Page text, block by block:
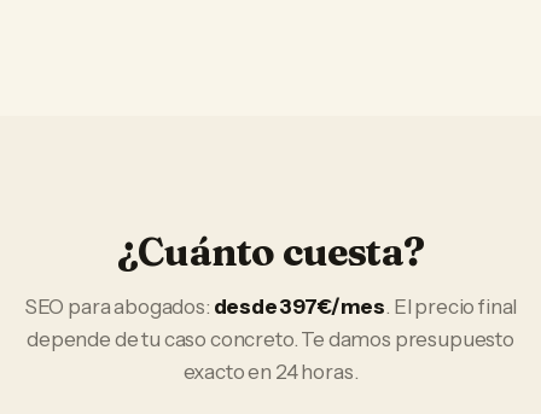
¿Cuánto cuesta?
SEO paraabogados: desde 397€/mes. El precio final
depende de tu caso concreto. Te damos presupuesto
exacto en 24 horas.